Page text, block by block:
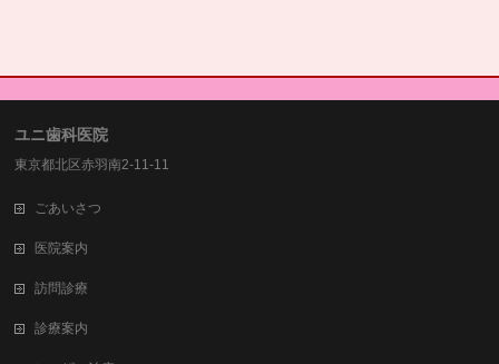
ユニ歯科医院
東京都北区赤羽南2-11-11
ごあいさつ
医院案内
訪問診療
診療案内